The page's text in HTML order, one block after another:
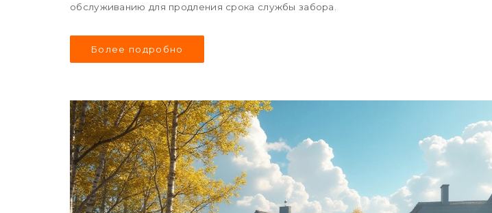
обслуживанию для продления срока службы забора.
Более подробно